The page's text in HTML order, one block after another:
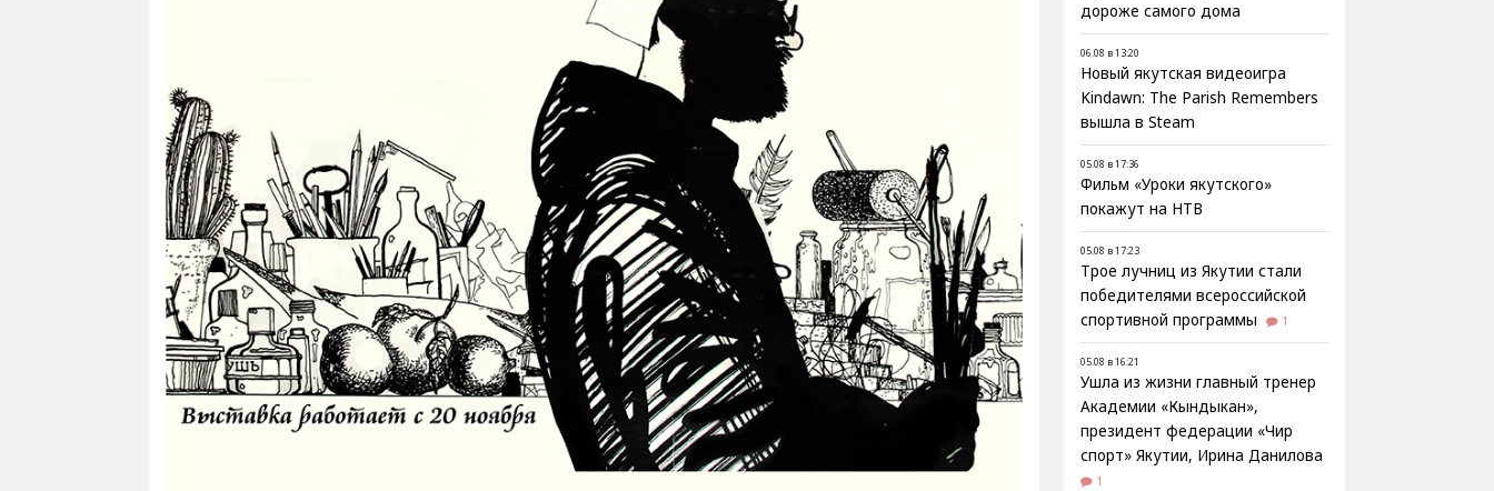
дороже самого дома
06.08 в 13:20
Новый якутская видеоигра
Kindawn: The Parish Remembers
вышла в Steam
05.08 в 17:36
Фильм «Уроки якутского»
покажут на НТВ
05.08 в 17:23
Трое лучниц из Якутии стали
победителями всероссийской
спортивной программы
1
05.08 в 16:21
Ушла из жизни главный тренер
Академии «Кындыкан»,
президент федерации «Чир
спорт» Якутии, Ирина Данилова
1